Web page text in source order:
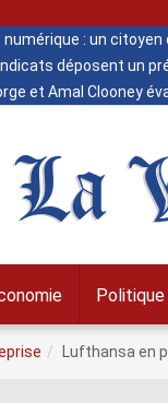
numérique : un
déposent un
et Amal Clooney
La
Politique
Lufthansa en